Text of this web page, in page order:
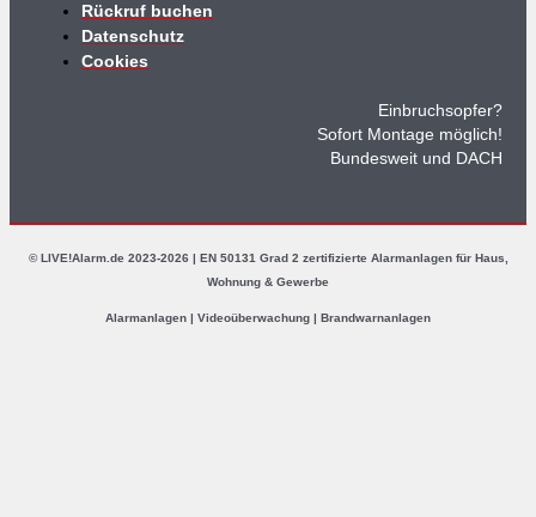
Rückruf buchen
Datenschutz
Cookies
Einbruchsopfer?
Sofort Montage möglich!
Bundesweit und DACH
© LIVE!Alarm.de 2023-2026 | EN 50131 Grad 2 zertifizierte Alarmanlagen für Haus,
Wohnung & Gewerbe
Alarmanlagen | Videoüberwachung | Brandwarnanlagen